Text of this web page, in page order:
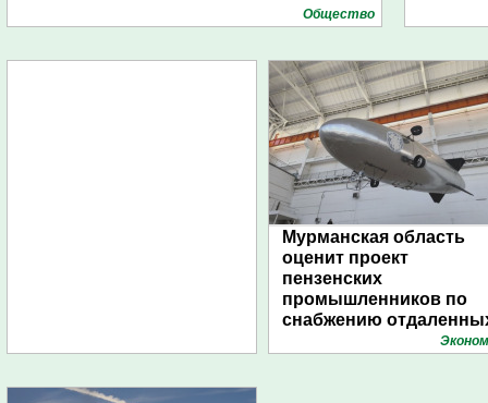
Общество
Мурманская область
оценит проект
пензенских
промышленников по
снабжению
поселений с помощью